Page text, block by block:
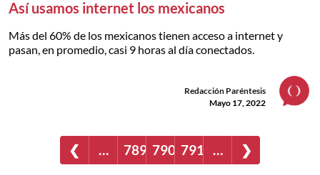
Así usamos internet los mexicanos
Más del 60% de los mexicanos tienen acceso a internet y
pasan, en promedio, casi 9 horas al día conectados.
Redacción Paréntesis
Mayo 17, 2022
❮ … 789 790 791 … ❯